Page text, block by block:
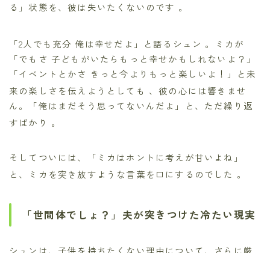
る」状態を、彼は失いたくないのです 。
「2人でも充分 俺は幸せだよ」と語るシュン 。ミカが
「でもさ 子どもがいたらもっと幸せかもしれないよ？」
「イベントとかさ きっと今よりもっと楽しいよ！」と未
来の楽しさを伝えようとしても 、彼の心には響きませ
ん。「俺はまだそう思ってないんだよ」と、ただ繰り返
すばかり 。
そしてついには、「ミカはホントに考えが甘いよね」
と、ミカを突き放すような言葉を口にするのでした 。
「世間体でしょ？」夫が突きつけた冷たい現実
シュンは、子供を持ちたくない理由について、さらに厳